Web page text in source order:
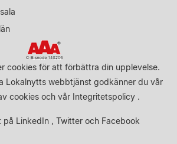
cookies för att förbättra din upplevelse.
Lokalnytts webbtjänst godkänner du vår
cookies och vår Integritetspolicy .
på LinkedIn, Twitteroch Facebook